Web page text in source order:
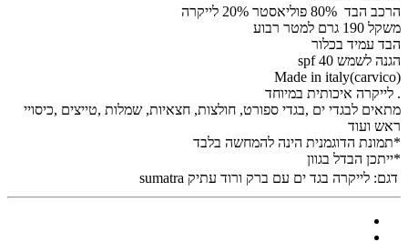
הרכב הבד 80% פוליאסטר 20% לייקרה
משקל 190 גרם למטר רבוע
הבד עמיד בכלור
הגנה לשמש spf 40
Made in italy(carvico)
. לייקרה איכותית במיוחד
מתאים לבגדי ים ,בגדי ספורט, חולצות, חצאיות, שמלות ,טייצים ,כיסויי
ראש ועוד
*תמונת הדוגמנית הינה להמחשה בלבד
*ייתכן הבדל בגוון
דגם: לייקרה בגד ים עם ברק ורוד עתיק sumatra